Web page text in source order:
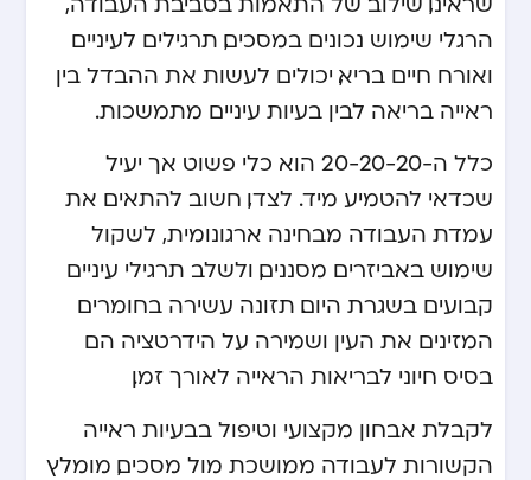
הרגלי שימוש נכונים במסכים, תרגילים לעיניים
ואורח חיים בריא, יכולים לעשות את ההבדל בין
ראייה בריאה לבין בעיות עיניים מתמשכות.
כלל ה-20-20-20 הוא כלי פשוט אך יעיל
שכדאי להטמיע מיד. לצדו, חשוב להתאים את
עמדת העבודה מבחינה ארגונומית, לשקול
שימוש באביזרים מסננים, ולשלב תרגילי עיניים
קבועים בשגרת היום. תזונה עשירה בחומרים
המזינים את העין ושמירה על הידרטציה הם
בסיס חיוני לבריאות הראייה לאורך זמן.
לקבלת אבחון מקצועי וטיפול בבעיות ראייה
הקשורות לעבודה ממושכת מול מסכים, מומלץ